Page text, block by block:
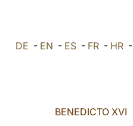
DE - EN - ES- FR- HR-
BENEDICTO XVI